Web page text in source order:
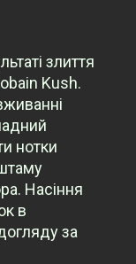
злиття
Kush.
нотки
Насіння
в
за